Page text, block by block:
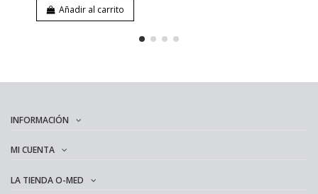
Añadir al carrito
INFORMACIÓN
MI CUENTA
LA TIENDA O-MED